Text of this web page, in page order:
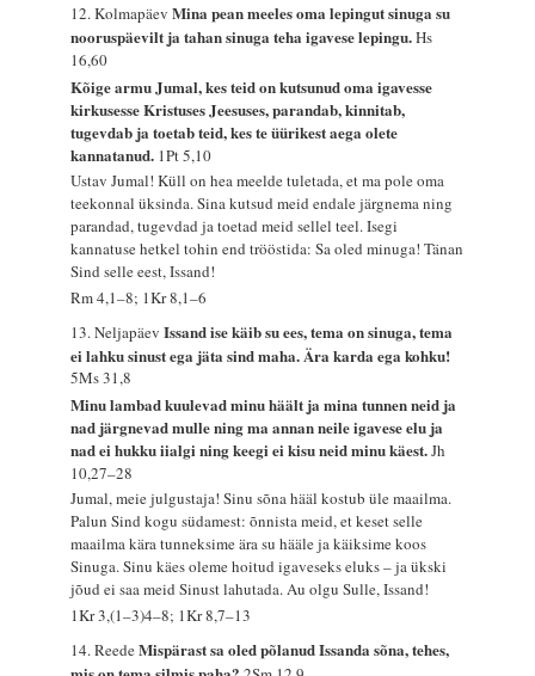
12. KolmapäevMina pean meeles oma lepingut sinuga su
nooruspäevilt ja tahan sinuga teha igavese lepingu.Hs
16,60
Kõige armu Jumal, kes teid on kutsunud oma igavesse
kirkusesse Kristuses Jeesuses, parandab, kinnitab,
tugevdab ja toetab teid, kes te üürikest aega olete
kannatanud. 1Pt 5,10
Ustav Jumal! Küll on hea meelde tuletada, et ma pole oma
teekonnal üksinda. Sina kutsud meid endale järgnema ning
parandad, tugevdad ja toetad meid sellel teel. Isegi
kannatuse hetkel tohin end trööstida: Sa oled minuga! Tänan
Sind selle eest, Issand!
Rm 4,1–8; 1Kr 8,1–6
13. NeljapäevIssand ise käib su ees, tema on sinuga, tema
ei lahku sinust ega jäta sind maha. Ära karda ega kohku!
5Ms 31,8
Minu lambad kuulevad minu häält ja mina tunnen neid ja
nad järgnevad mulle ning ma annan neile igavese elu ja
nad ei hukku iialgi ning keegi ei kisu neid minu käest.Jh
10,27–28
Jumal, meie julgustaja! Sinu sõna hääl kostub üle maailma.
Palun Sind kogu südamest: õnnista meid, et keset selle
maailma kära tunneksime ära su hääle ja käiksime koos
Sinuga. Sinu käes oleme hoitud igaveseks eluks – ja ükski
jõud ei saa meid Sinust lahutada. Au olgu Sulle, Issand!
1Kr 3,(1–3)4–8; 1Kr 8,7–13
14. ReedeMispärast sa oled põlanud Issanda sõna, tehes,